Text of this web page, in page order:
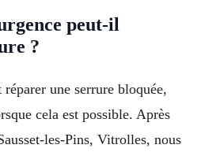
peut-il
?
une serrure bloquée,
cela est possible. Après
les-Pins, Vitrolles, nous